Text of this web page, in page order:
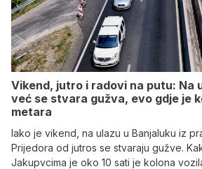
Vikend, jutro i radovi na putu: Na
već se stvara gužva, evo gdje je
metara
Iako je vikend, na ulazu u Banjaluku iz
Prijedora od jutros se stvaraju gužve.
Jakupvcima je oko 10 sati je kolona